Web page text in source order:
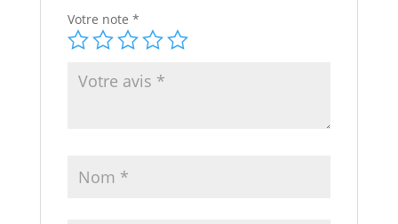
Votre note *